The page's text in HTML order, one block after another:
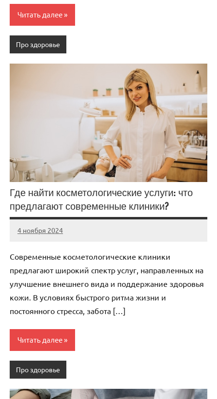
Читать далее
Про здоровье
Где найти косметологические услуги: что
предлагают современные клиники?
4 ноября 2024
Avtor
Нет
Современные косметологические клиники
предлагают широкий спектр услуг, направленных на
улучшение внешнего вида и поддержание здоровья
кожи. В условиях быстрого ритма жизни и
постоянного стресса, забота […]
Читать далее
Про здоровье